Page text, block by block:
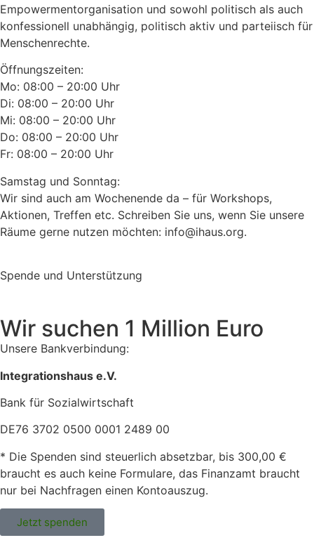
Empowermentorganisation und sowohl politisch als auch
konfessionell unabhängig, politisch aktiv und parteiisch für
Menschenrechte.
Öffnungszeiten:
Mo: 08:00 – 20:00 Uhr
Di: 08:00 – 20:00 Uhr
Mi: 08:00 – 20:00 Uhr
Do: 08:00 – 20:00 Uhr
Fr: 08:00 – 20:00 Uhr
Samstag und Sonntag:
Wir sind auch am Wochenende da – für Workshops,
Aktionen, Treffen etc. Schreiben Sie uns, wenn Sie unsere
Räume gerne nutzen möchten: info@ihaus.org.
Spende und Unterstützung
Wir suchen 1 Million Euro
Unsere Bankverbindung:
Integrationshaus e.V.
Bank für Sozialwirtschaft
DE76 3702 0500 0001 2489 00
* Die Spenden sind steuerlich absetzbar, bis 300,00 €
braucht es auch keine Formulare, das Finanzamt braucht
nur bei Nachfragen einen Kontoauszug.
Jetzt spenden